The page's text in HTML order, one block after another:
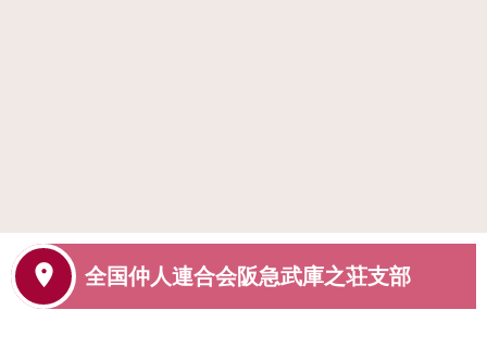
全国仲人連合会阪急武庫之荘支部